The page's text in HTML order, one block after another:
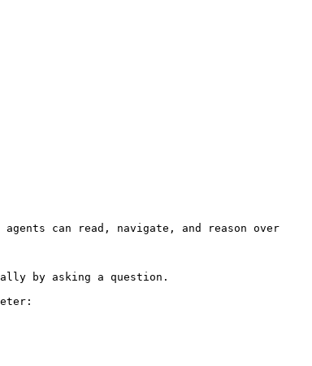
can read, navigate, and reason over
by asking a question.